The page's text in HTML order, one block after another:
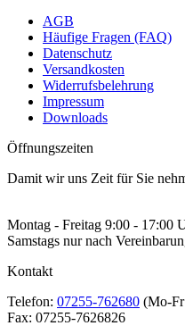
AGB
Häufige Fragen (FAQ)
Datenschutz
Versandkosten
Widerrufsbelehrung
Impressum
Downloads
Öffnungszeiten
Damit wir uns Zeit für Sie
Montag - Freitag 9:00 - 17:00
Samstags nur nach
Kontakt
Telefon: 07255-762680 (Mo-
Fax: 07255-7626826